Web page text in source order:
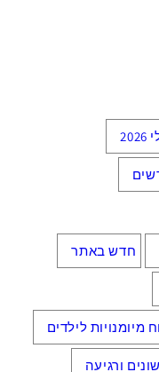
חדש באתר
מיומנויות לילדים
ורגיעה